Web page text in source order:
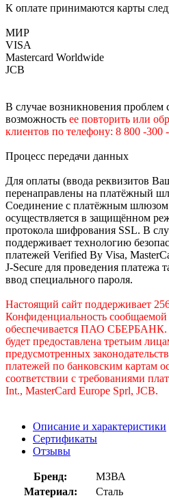
К оплате принимаются карты
МИР
VISA
Mastercard Worldwide
JCB
В случае возникновения проблем
возможность ее повторить или
клиентов по телефону: 8 800 -300
Процесс передачи данных
Для оплаты (ввода реквизитов
перенаправлены на
Соединение с платёжным
осуществляется в защищённом
протокола шифрования SSL. В
поддерживает технологию
платежей Verified By Visa,
J-Secure для проведения платежа
ввод специального пароля.
Настоящий сайт поддерживает
Конфиденциальность
обеспечивается ПАО СБЕРБАНК.
будет предоставлена третьим
предусмотренных
платежей по банковским картам
соответствии с требованиями
Int., MasterCard Europe Sprl, JCB.
Описание и характеристики
Сертификаты
Отзывы
Бренд:
МЗВА
Материал:
Сталь